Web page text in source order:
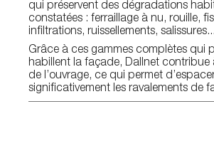
qui préservent des dégradations
constatées : ferraillage à nu, rouille,
infiltrations, ruissellements, salissures...
Grâce à ces gammes complètes qui
habillent la façade, Dallnet contribue
de l’ouvrage, ce qui permet
significativement les ravalements de